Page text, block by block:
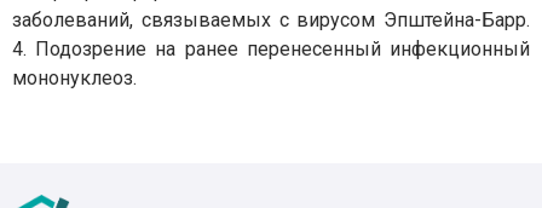
заболеваний, связываемых с вирусом Эпштейна-Барр.
4. Подозрение на ранее перенесенный инфекционный
мононуклеоз.